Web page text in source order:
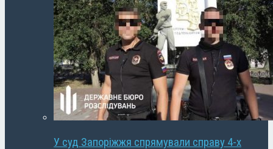
У суд Запоріжжя спрямували справу 4-х